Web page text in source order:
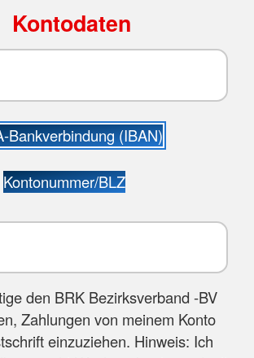
Kontodaten
Bankverbindung (IBAN)
Kontonummer/BLZ
den BRK Bezirksverband -BV
Zahlungen von meinem Konto
einzuziehen. Hinweis: Ich